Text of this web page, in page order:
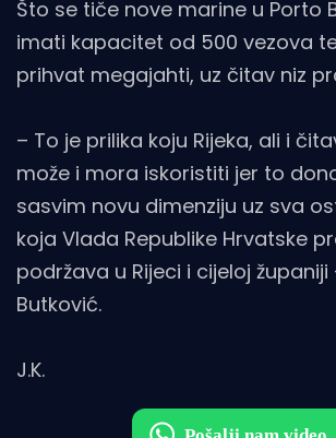
Što se tiče nove marine u Porto
imati kapacitet od 500 vezova
prihvat megajahti, uz čitav niz
– To je prilika koju Rijeka, ali i
može i mora iskoristiti jer to
sasvim novu dimenziju uz sva
koja Vlada Republike Hrvatske
podržava u Rijeci i cijeloj županiji
Butković.
J.K.